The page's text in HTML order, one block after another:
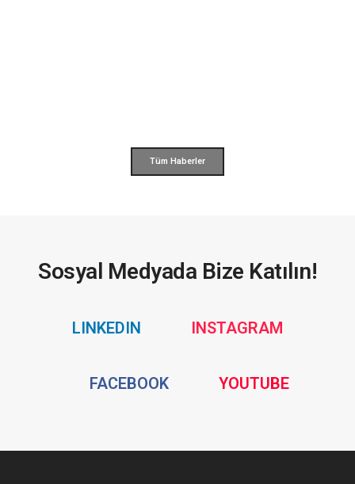
Tüm Haberler
Sosyal Medyada Bize Katılın!
LINKEDINSocial INSTAGRAMSocial
FACEBOOKSocial YOUTUBESocial